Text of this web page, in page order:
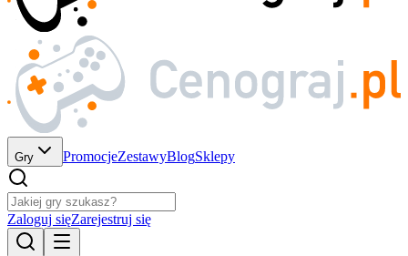
Gry PromocjeZestawyBlogSklepy
Zaloguj sięZarejestruj się